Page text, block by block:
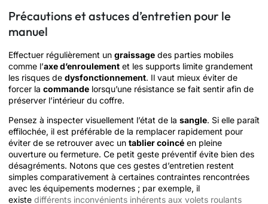
Précautions et astuces d’entretien pour le
manuel
Effectuer régulièrement un graissage des parties mobiles
comme l’axe d’enroulement et les supports limite grandement
les risques de dysfonctionnement. Il vaut mieux éviter de
forcer la commande lorsqu’une résistance se fait sentir afin de
préserver l’intérieur du coffre.
Pensez à inspecter visuellement l’état de la sangle. Si elle paraît
effilochée, il est préférable de la remplacer rapidement pour
éviter de se retrouver avec un tablier coincé en pleine
ouverture ou fermeture. Ce petit geste préventif évite bien des
désagréments. Notons que ces gestes d’entretien restent
simples comparativement à certaines contraintes rencontrées
avec les équipements modernes ; par exemple, il
existe différents inconvénients inhérents aux volets roulants